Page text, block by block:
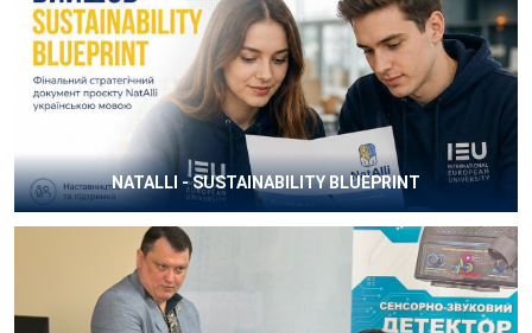
NATALLI - SUSTAINABILITY BLUEPRINT